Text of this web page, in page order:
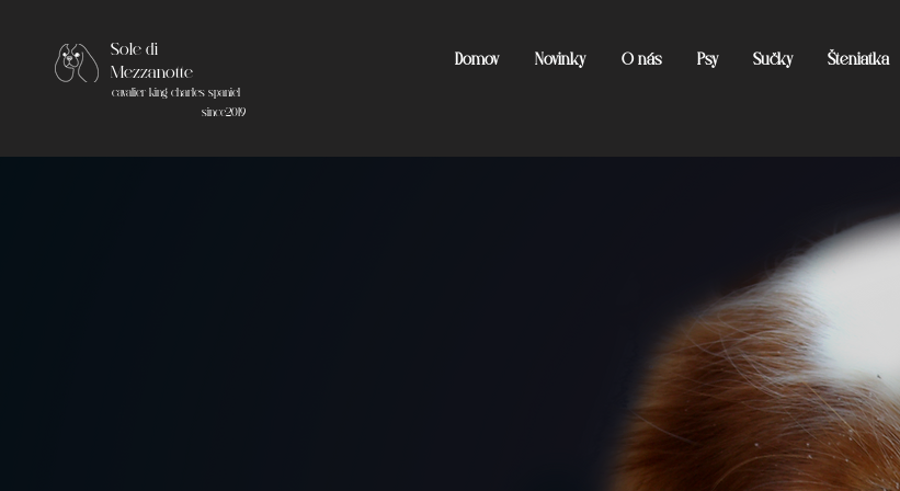
Sole di
Mezzanotte
cavalier king charles spaniel
since2019
Domov Novinky O nás Psy Sučky Šteniatka